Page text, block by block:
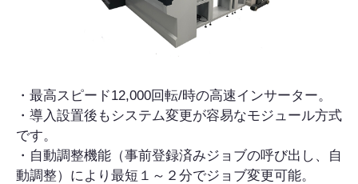
・最高スピード12,000回転/時の高速インサーター。
・導入設置後もシステム変更が容易なモジュール方式
です。
・自動調整機能（事前登録済みジョブの呼び出し、自
動調整）により最短１～２分でジョブ変更可能。